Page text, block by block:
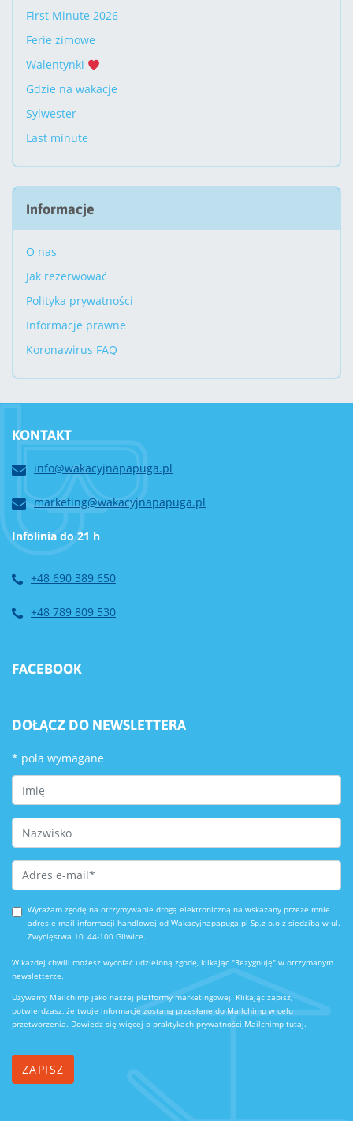
First Minute 2026
Ferie zimowe
Walentynki
Gdzie na wakacje
Sylwester
Last minute
Informacje
O nas
Jak rezerwować
Polityka prywatności
Informacje prawne
Koronawirus FAQ
KONTAKT
info@wakacyjnapapuga.pl
marketing@wakacyjnapapuga.pl
Infolinia do 21 h
+48 690 389 650
+48 789 809 530
FACEBOOK
DOŁĄCZ DO NEWSLETTERA
* pola wymagane
First Name
Last Name
Email Address*
Wyrażam zgodę na otrzymywanie drogą elektroniczną na wskazany przeze mnie
adres e-mail informacji handlowej od Wakacyjnapapuga.pl Sp.z o.o z siedzibą w ul.
Zwycięstwa 10, 44-100 Gliwice.
W każdej chwili możesz wycofać udzieloną zgodę, klikając "Rezygnuję" w otrzymanym
newsletterze.
Używamy Mailchimp jako naszej platformy marketingowej. Klikając zapisz,
potwierdzasz, że twoje informacje zostaną przesłane do Mailchimp w celu
przetworzenia. Dowiedz się więcej o praktykach prywatności Mailchimp tutaj.